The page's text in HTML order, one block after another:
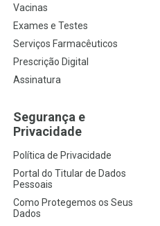
Vacinas
Exames e Testes
Serviços Farmacêuticos
Prescrição Digital
Assinatura
Segurança e
Privacidade
Política de Privacidade
Portal do Titular de Dados
Pessoais
Como Protegemos os Seus
Dados